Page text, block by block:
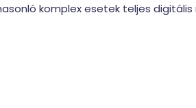
komplex esetek teljes